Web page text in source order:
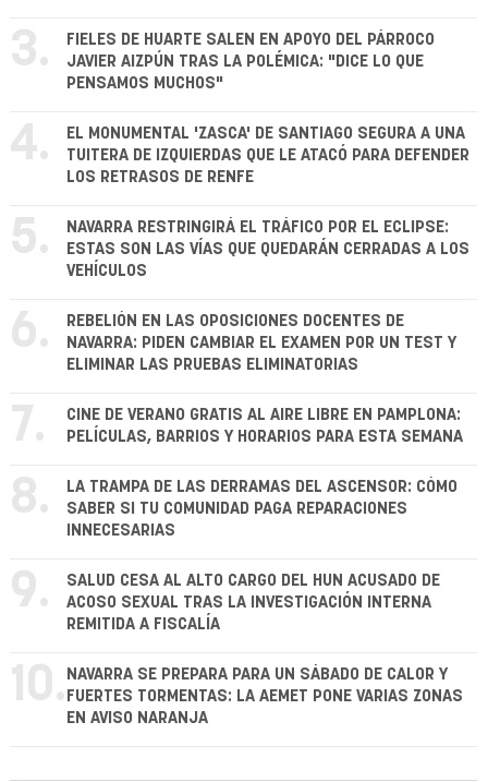
3.
FIELES DE HUARTE SALEN EN APOYO DEL PÁRROCO
JAVIER AIZPÚN TRAS LA POLÉMICA: "DICE LO QUE
PENSAMOS MUCHOS"
4.
EL MONUMENTAL 'ZASCA' DE SANTIAGO SEGURA A UNA
TUITERA DE IZQUIERDAS QUE LE ATACÓ PARA DEFENDER
LOS RETRASOS DE RENFE
5.
NAVARRA RESTRINGIRÁ EL TRÁFICO POR EL ECLIPSE:
ESTAS SON LAS VÍAS QUE QUEDARÁN CERRADAS A LOS
VEHÍCULOS
6.
REBELIÓN EN LAS OPOSICIONES DOCENTES DE
NAVARRA: PIDEN CAMBIAR EL EXAMEN POR UN TEST Y
ELIMINAR LAS PRUEBAS ELIMINATORIAS
7.
CINE DE VERANO GRATIS AL AIRE LIBRE EN PAMPLONA:
PELÍCULAS, BARRIOS Y HORARIOS PARA ESTA SEMANA
8.
LA TRAMPA DE LAS DERRAMAS DEL ASCENSOR: CÓMO
SABER SI TU COMUNIDAD PAGA REPARACIONES
INNECESARIAS
9.
SALUD CESA AL ALTO CARGO DEL HUN ACUSADO DE
ACOSO SEXUAL TRAS LA INVESTIGACIÓN INTERNA
REMITIDA A FISCALÍA
10. NAVARRA SE PREPARA PARA UN SÁBADO DE CALOR Y
FUERTES TORMENTAS: LA AEMET PONE VARIAS ZONAS
EN AVISO NARANJA